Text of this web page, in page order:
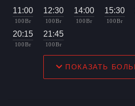
11:00
100 Br
12:30
100 Br
14:00
100 Br
15:30
100 Br
20:15
100 Br
21:45
100 Br
ПОКАЗАТЬ